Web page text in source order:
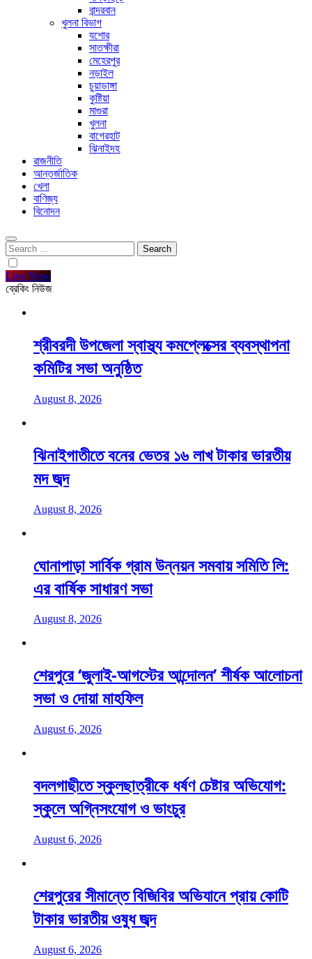
বান্দরবান
খুলনা বিভাগ
যশোর
সাতক্ষীরা
মেহেরপুর
নড়াইল
চুয়াডাঙ্গা
কুষ্টিয়া
মাগুরা
খুলনা
বাগেরহাট
ঝিনাইদহ
রাজনীতি
আন্তর্জাতিক
খেলা
বাণিজ্য
বিনোদন
Search
for:
Live Now
ব্রেকিং নিউজ
শ্রীবরদী উপজেলা স্বাস্থ্য কমপ্লেক্সের ব্যবস্থাপনা
কমিটির সভা অনুষ্ঠিত
August 8, 2026
ঝিনাইগাতীতে বনের ভেতর ১৬ লাখ টাকার ভারতীয়
মদ জব্দ
August 8, 2026
ঘোনাপাড়া সার্বিক গ্রাম উন্নয়ন সমবায় সমিতি লি:
এর বার্ষিক সাধারণ সভা
August 8, 2026
শেরপুরে ‘জুলাই-আগস্টের আন্দোলন’ শীর্ষক আলোচনা
সভা ও দোয়া মাহফিল
August 6, 2026
বদলগাছীতে স্কুলছাত্রীকে ধর্ষণ চেষ্টার অভিযোগ:
স্কুলে অগ্নিসংযোগ ও ভাংচুর
August 6, 2026
শেরপুরের সীমান্তে বিজিবির অভিযানে প্রায় কোটি
টাকার ভারতীয় ওষুধ জব্দ
August 6, 2026